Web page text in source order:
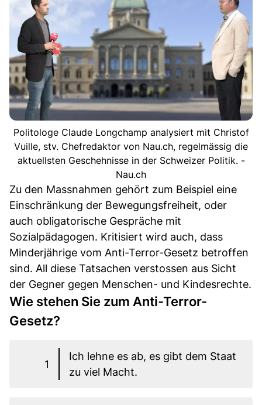
Politologe Claude Longchamp analysiert mit Christof
Vuille, stv. Chefredaktor von Nau.ch, regelmässig die
aktuellsten Geschehnisse in der Schweizer Politik. -
Nau.ch
Zu den Massnahmen gehört zum Beispiel eine
Einschränkung der Bewegungsfreiheit, oder
auch obligatorische Gespräche mit
Sozialpädagogen. Kritisiert wird auch, dass
Minderjährige vom Anti-Terror-Gesetz betroffen
sind. All diese Tatsachen verstossen aus Sicht
der Gegner gegen Menschen- und Kindesrechte.
Wie stehen Sie zum Anti-Terror-
Gesetz?
1
Ich lehne es ab, es gibt dem Staat
zu viel Macht.